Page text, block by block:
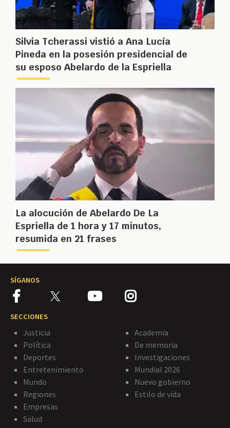
Silvia Tcherassi vistió a Ana Lucía
Pineda en la posesión presidencial de
su esposo Abelardo de la Espriella
La alocución de Abelardo De La
Espriella de 1 hora y 17 minutos,
resumida en 21 frases
SÍGANOS
SECCIONES
Justicia
Política
Deportes
Entretenimiento
Mundo
Regiones
Empresas
Salud
Academia
De memoria
Investigaciones
Mundial 2026
Nuevo gobierno
Estilo de vida